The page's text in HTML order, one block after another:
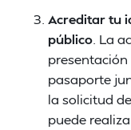
Acreditar tu
público . La
presentación
pasaporte
la solicitud
puede